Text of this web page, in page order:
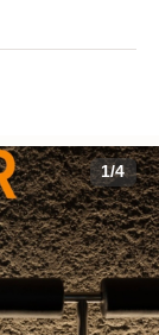
1/4